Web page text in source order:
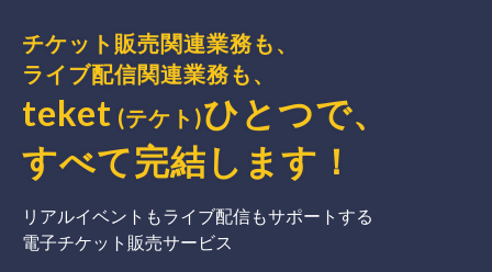
チケット販売関連業務も、
ライブ配信関連業務も、
teket (テケト)ひとつで、
すべて完結 します ！
リアルイベントもライブ配信もサポートする
電子チケット販売サービス